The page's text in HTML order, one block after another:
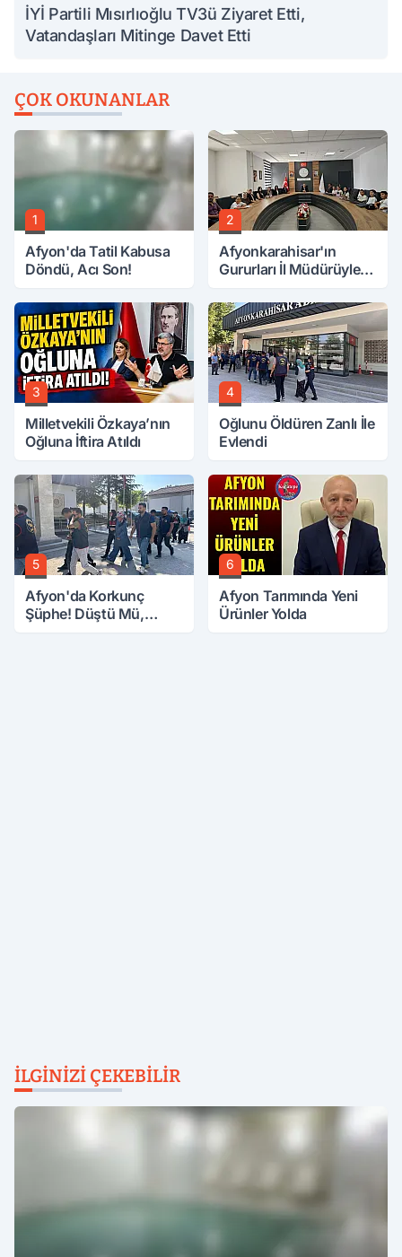
İYİ Partili Mısırlıoğlu TV3ü Ziyaret Etti,
Vatandaşları Mitinge Davet Etti
ÇOK OKUNANLAR
1
Afyon'da Tatil Kabusa
Döndü, Acı Son!
2
Afyonkarahisar'ın
Gururları İl Müdürüyle
3
Milletvekili Özkaya’nın
Oğluna İftira Atıldı
4
Oğlunu Öldüren Zanlı İle
Evlendi
5
Afyon'da Korkunç
Şüphe! Düştü Mü,
6
Afyon Tarımında Yeni
Ürünler Yolda
İLGINIZI ÇEKEBILIR